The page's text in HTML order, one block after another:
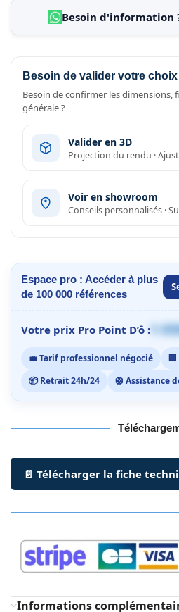
Besoin d'information
Besoin de valider votre choix
Besoin de confirmer les dimensions,
générale ?
Valider en 3D
Projection du rendu ·
Voir en showroom
Conseils personnalisés ·
Espace pro : Accéder à plus
de 100 000 références
Votre prix Pro Point D’ô : 1
💼 Tarif professionnel négocié
📦 Retrait 24h/24
🛟 Assistance
📄 Télécharger la fiche
Informations